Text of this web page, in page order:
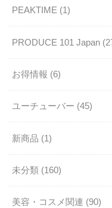
PEAKTIME (1)
PRODUCE 101 Japan
お得情報 (6)
ユーチューバー (45)
新商品 (1)
未分類 (160)
美容・コスメ関連 (90)